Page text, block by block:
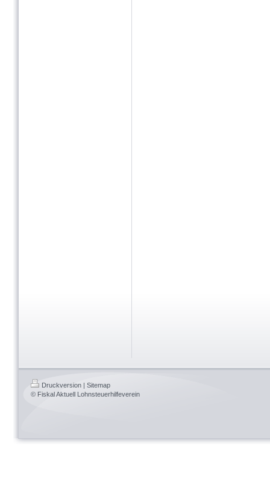
Druckversion | Sitemap
© Fiskal Aktuell Lohnsteuerhilfeverein